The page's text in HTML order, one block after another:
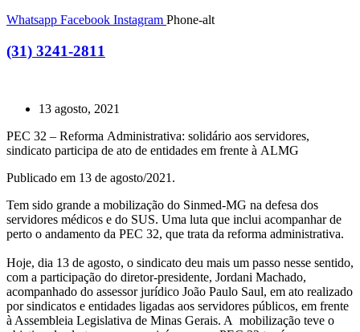
Whatsapp Facebook Instagram Phone-alt
(31) 3241-2811
13 agosto, 2021
PEC 32 – Reforma Administrativa: solidário aos servidores,
sindicato participa de ato de entidades em frente à ALMG
Publicado em 13 de agosto/2021.
Tem sido grande a mobilização do Sinmed-MG na defesa dos
servidores médicos e do SUS. Uma luta que inclui acompanhar de
perto o andamento da PEC 32, que trata da reforma administrativa.
Hoje, dia 13 de agosto, o sindicato deu mais um passo nesse sentido,
com a participação do diretor-presidente, Jordani Machado,
acompanhado do assessor jurídico João Paulo Saul, em ato realizado
por sindicatos e entidades ligadas aos servidores públicos, em frente
à Assembleia Legislativa de Minas Gerais. A mobilização teve o